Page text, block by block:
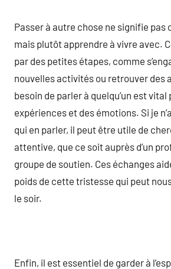
Passer à autre chose ne signifie pas
mais plutôt apprendre à vivre avec.
par des petites étapes, comme
nouvelles activités ou retrouver des
besoin de parler à quelqu’un est
expériences et des émotions. Si je
qui en parler, il peut être utile de
attentive, que ce soit auprès d’un
groupe de soutien. Ces échanges
poids de cette tristesse qui peut
le soir.
Enfin, il est essentiel de garder à